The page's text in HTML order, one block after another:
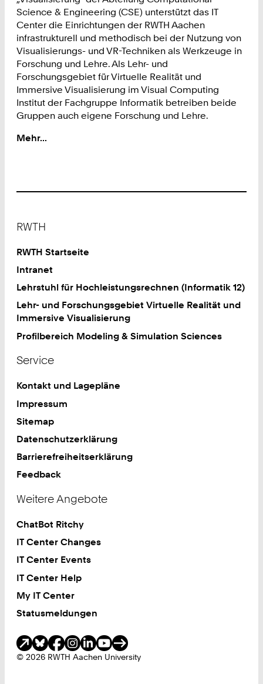
Science & Engineering (CSE) unterstützt das IT
Center die Einrichtungen der RWTH Aachen
infrastrukturell und methodisch bei der Nutzung von
Visualisierungs- und VR-Techniken als Werkzeuge in
Forschung und Lehre. Als Lehr- und
Forschungsgebiet für Virtuelle Realität und
Immersive Visualisierung im Visual Computing
Institut der Fachgruppe Informatik betreiben beide
Gruppen auch eigene Forschung und Lehre.
Mehr...
Realität
RWTH
RWTH Startseite
Intranet
Lehrstuhl für Hochleistungsrechnen (Informatik 12)
Lehr- und Forschungsgebiet Virtuelle Realität und
Immersive Visualisierung
Profilbereich Modeling & Simulation Sciences
Service
Kontakt und Lagepläne
Impressum
Sitemap
Datenschutzerklärung
Barrierefreiheitserklärung
Feedback
Weitere Angebote
ChatBot Ritchy
IT Center Changes
IT Center Events
IT Center Help
My IT Center
Statusmeldungen
© 2026 RWTH Aachen University
Soziale Medien